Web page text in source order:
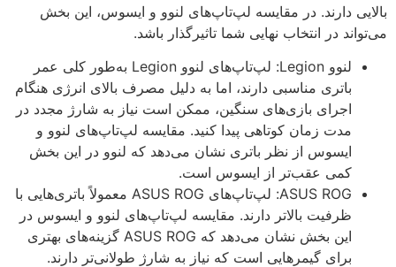
دارند. در مقایسه لپ‌تاپ‌های لنوو و ایسوس، این بخش
در انتخاب نهایی شما تاثیرگذار باشد.
لنوو Legion: لپ‌تاپ‌های لنوو Legion به‌طور کلی عمر
باتری مناسبی دارند، اما به دلیل مصرف بالای انرژی هنگام
اجرای بازی‌های سنگین، ممکن است نیاز به شارژ مجدد در
مدت زمان کوتاهی پیدا کنید. مقایسه لپ‌تاپ‌های لنوو و
ایسوس از نظر باتری نشان می‌دهد که لنوو در این بخش
کمی عقب‌تر از ایسوس است.
ASUS ROG: لپ‌تاپ‌های ASUS ROG معمولاً باتری‌هایی با
ظرفیت بالاتر دارند. مقایسه لپ‌تاپ‌های لنوو و ایسوس در
این بخش نشان می‌دهد که ASUS ROG گزینه‌های بهتری
برای گیمرهایی است که نیاز به شارژ طولانی‌تر دارند.